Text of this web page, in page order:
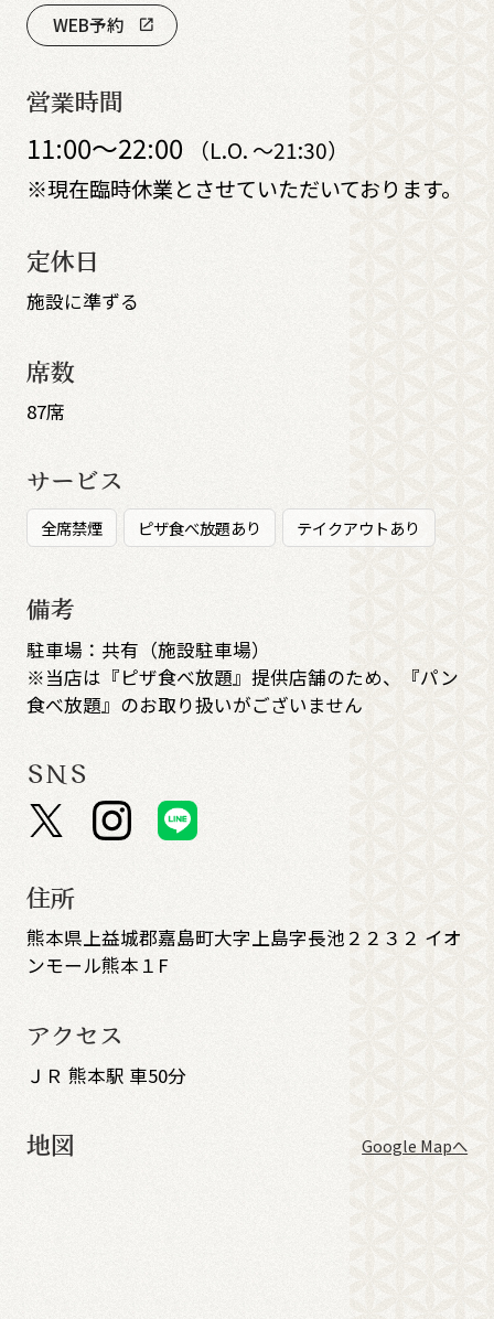
WEB予約
open_in_new
営業時間
11:00～22:00
（L.O. ～21:30）
※現在臨時休業とさせていただいております。
定休日
施設に準ずる
席数
87席
サービス
全席禁煙 ピザ食べ放題あり テイクアウトあり
備考
駐車場：共有（施設駐車場）
※当店は『ピザ食べ放題』提供店舗のため、『パン
食べ放題』のお取り扱いがございません
SNS
住所
熊本県上益城郡嘉島町大字上島字長池２２３２ イオ
ンモール熊本１F
アクセス
ＪＲ 熊本駅 車50分
地図 Google Mapへ